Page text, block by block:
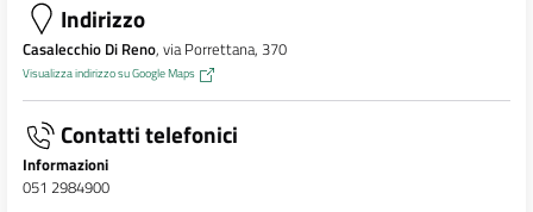
Indirizzo
Casalecchio Di Reno, via Porrettana, 370
Visualizza indirizzo su Google Maps
Contatti telefonici
Informazioni
051 2984900